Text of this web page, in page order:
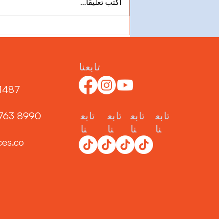
8990
تابعنا
تابع
نا
تابع
نا
تابع
نا
تابع
نا